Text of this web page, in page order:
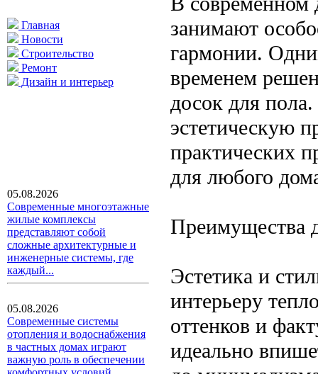
Главная
Новости
Строительство
Ремонт
Дизайн и интерьер
05.08.2026
Современные многоэтажные
жилые комплексы
представляют собой
сложные архитектурные и
инженерные системы, где
каждый...
05.08.2026
Современные системы
отопления и водоснабжения
в частных домах играют
важную роль в обеспечении
занимают
гармонии.
временем
досок для
эстетическую
практических
для любого
Преимущества
Эстетика и
интерьеру
оттенков и
идеально